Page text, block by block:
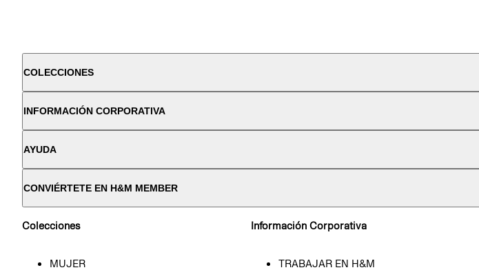
COLECCIONES
INFORMACIÓN CORPORATIVA
AYUDA
CONVIÉRTETE EN H&M MEMBER
Colecciones
MUJER
Información Corporativa
TRABAJAR EN H&M